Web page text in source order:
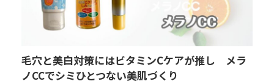
毛穴と美白対策にはビタミンCケアが推し メラ
ノCCでシミひとつない美肌づくり